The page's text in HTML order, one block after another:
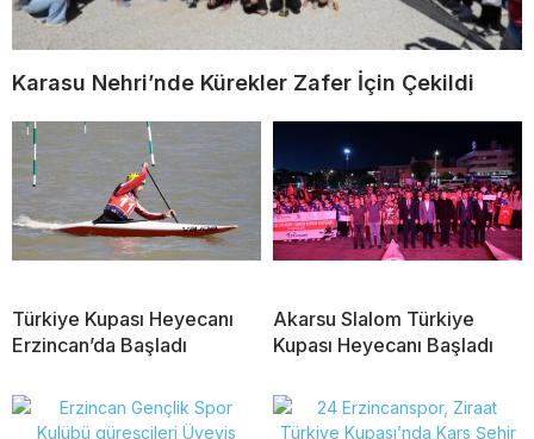
Karasu Nehri’nde Kürekler Zafer İçin Çekildi
Türkiye Kupası Heyecanı
Erzincan’da Başladı
Akarsu Slalom Türkiye
Kupası Heyecanı Başladı